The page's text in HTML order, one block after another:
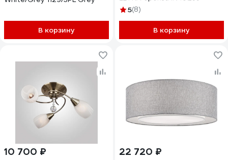
В корзину
5(8)
В корзину
10 700 ₽ 22 720 ₽